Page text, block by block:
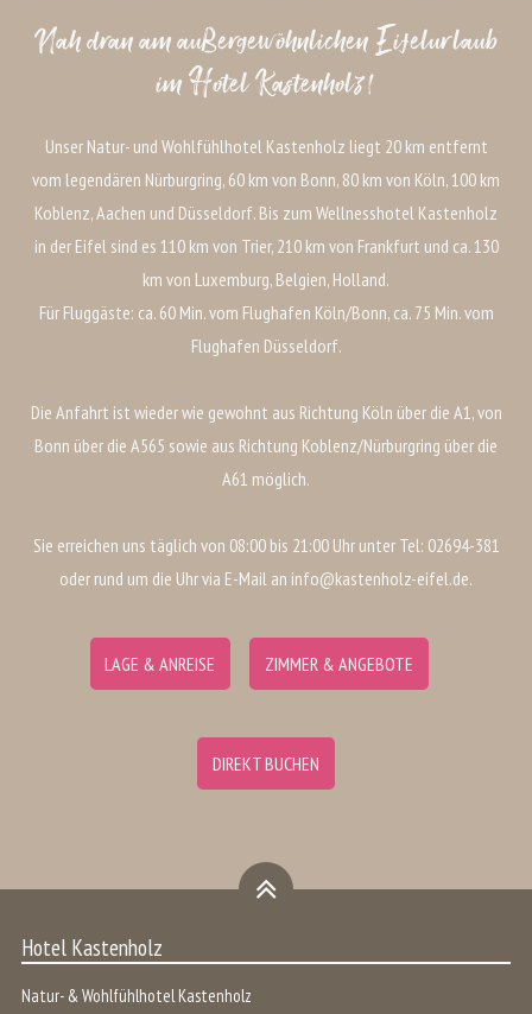
Nah dran am außergewöhnlichen Eifelurlaub
im Hotel Kastenholz!
Unser Natur- und Wohlfühlhotel Kastenholz liegt 20 km entfernt
vom legendären Nürburgring, 60 km von Bonn, 80 km von Köln, 100 km
Koblenz, Aachen und Düsseldorf. Bis zum Wellnesshotel Kastenholz
in der Eifel sind es 110 km von Trier, 210 km von Frankfurt und ca. 130
km von Luxemburg, Belgien, Holland.
Für Fluggäste: ca. 60 Min. vom Flughafen Köln/Bonn, ca. 75 Min. vom
Flughafen Düsseldorf.
Die Anfahrt ist wieder wie gewohnt aus Richtung Köln über die A1, von
Bonn über die A565 sowie aus Richtung Koblenz/Nürburgring über die
A61 möglich.
Sie erreichen uns täglich von 08:00 bis 21:00 Uhr unter Tel: 02694-381
oder rund um die Uhr via E-Mail an info@kastenholz-eifel.de.
LAGE & ANREISE ZIMMER & ANGEBOTE
DIREKT BUCHEN
Hotel Kastenholz
Natur- & Wohlfühlhotel Kastenholz